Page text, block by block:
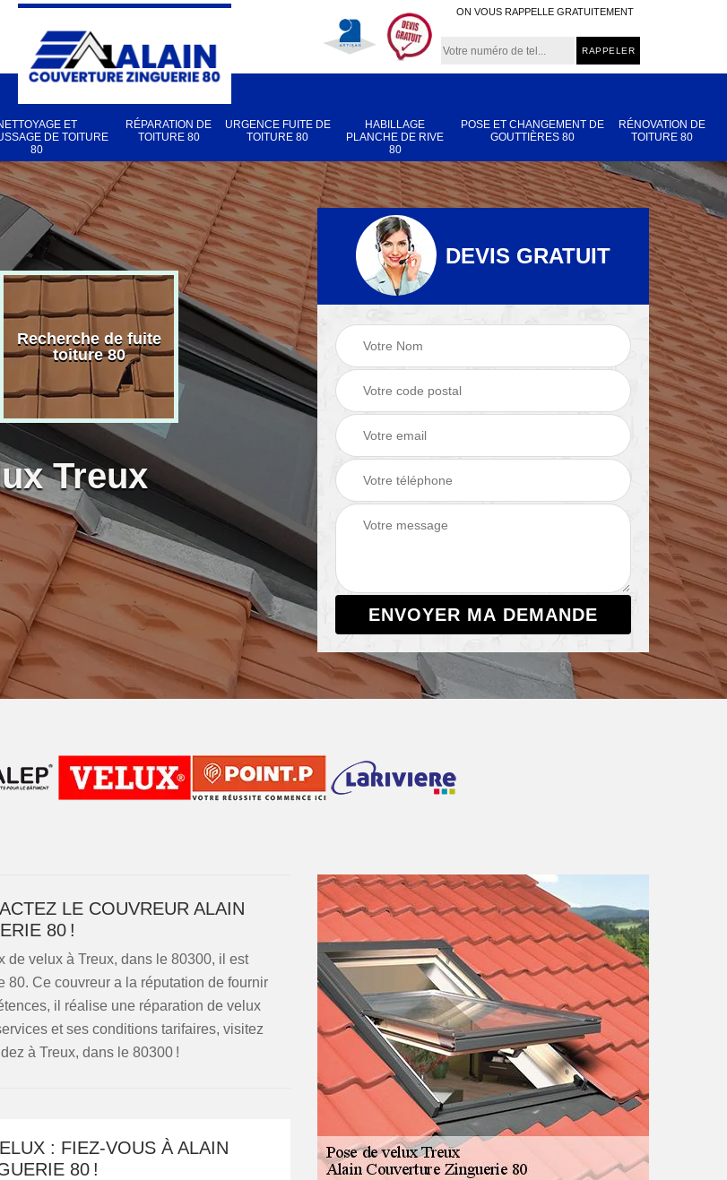
ON VOUS RAPPELLE GRATUITEMENT
ET
DE TOITURE
80
RÉPARATION DE
TOITURE 80
URGENCE FUITE DE
TOITURE 80
HABILLAGE
PLANCHE DE RIVE
80
POSE ET CHANGEMENT DE
GOUTTIÈRES 80
RÉNOVATION DE
TOITURE 80
Recherche de fuite
toiture 80
Pose de velux 80
Nettoyage et
démoussage de
toiture 80
Réparation de
toiture 80
Treux
DEVIS GRATUIT
LE COUVREUR ALAIN
80 !
de velux à Treux, dans le 80300, il est
Ce couvreur a la réputation de fournir
il réalise une réparation de velux
et ses conditions tarifaires, visitez
à Treux, dans le 80300 !
: FIEZ-VOUS À ALAIN
80 !